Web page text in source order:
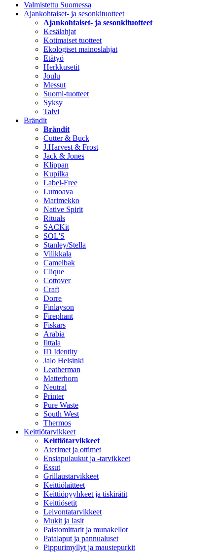
Valmistettu Suomessa
Ajankohtaiset- ja sesonkituotteet
Ajankohtaiset- ja sesonkituotteet
Kesälahjat
Kotimaiset tuotteet
Ekologiset mainoslahjat
Etätyö
Herkkusetit
Joulu
Messut
Suomi-tuotteet
Syksy
Talvi
Brändit
Brändit
Cutter & Buck
J.Harvest & Frost
Jack & Jones
Klippan
Kupilka
Label-Free
Lumoava
Marimekko
Native Spirit
Rituals
SACKit
SOL'S
Stanley/Stella
Vilikkala
Camelbak
Clique
Cottover
Craft
Dorre
Finlayson
Firephant
Fiskars
Arabia
Iittala
ID Identity
Jalo Helsinki
Leatherman
Matterhorn
Neutral
Printer
Pure Waste
South West
Thermos
Keittiötarvikkeet
Keittiötarvikkeet
Aterimet ja ottimet
Ensiapulaukut ja -tarvikkeet
Essut
Grillaustarvikkeet
Keittiölaitteet
Keittiöpyyhkeet ja tiskirätit
Keittiösetit
Leivontatarvikkeet
Mukit ja lasit
Paistomittarit ja munakellot
Patalaput ja pannualuset
Pippurimyllyt ja maustepurkit